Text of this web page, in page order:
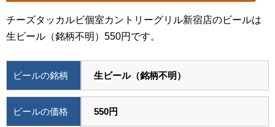
チーズタッカルビ個室カントリーグリル新宿店のビールは
生ビール（銘柄不明）550円です。
ビールの銘柄 生ビール（銘柄不明）
ビールの価格 550円